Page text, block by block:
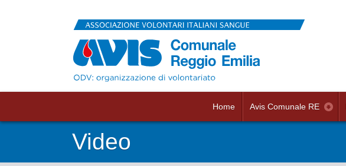
Home Avis Comunale RE
Video